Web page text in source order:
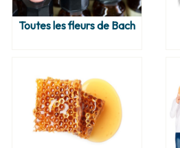
Toutes les fleurs de Bach